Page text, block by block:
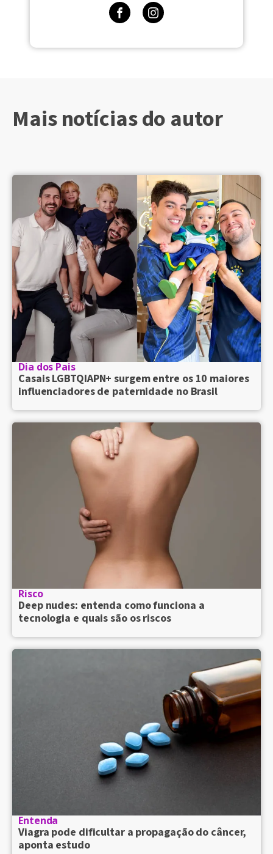
Mais notícias do autor
Dia dos Pais
Casais LGBTQIAPN+ surgem entre os 10 maiores
influenciadores de paternidade no Brasil
Risco
Deep nudes: entenda como funciona a
tecnologia e quais são os riscos
Entenda
Viagra pode dificultar a propagação do câncer,
aponta estudo